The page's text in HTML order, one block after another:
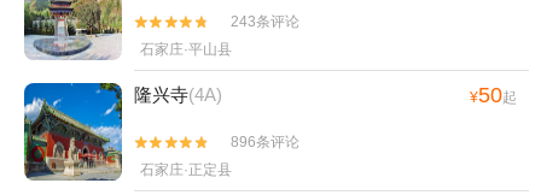


243条评论
石家庄·平山县
隆兴寺(4A) ¥50起


896条评论
石家庄·正定县